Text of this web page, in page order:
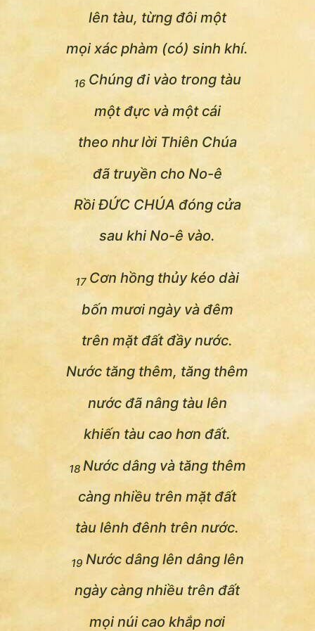
lên tàu, từng đôi một
mọi xác phàm (có) sinh khí.
16 Chúng đi vào trong tàu
một đực và một cái
theo như lời Thiên Chúa
đã truyền cho No-ê
Rồi ĐỨC CHÚA đóng cửa
sau khi No-ê vào.
17 Cơn hồng thủy kéo dài
bốn mươi ngày và đêm
trên mặt đất đầy nước.
Nước tăng thêm, tăng thêm
nước đã nâng tàu lên
khiến tàu cao hơn đất.
18 Nước dâng và tăng thêm
càng nhiều trên mặt đất
tàu lênh đênh trên nước.
19 Nước dâng lên dâng lên
ngày càng nhiều trên đất
mọi núi cao khắp nơi